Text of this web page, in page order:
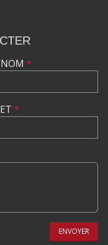
*
*
ENVOYER